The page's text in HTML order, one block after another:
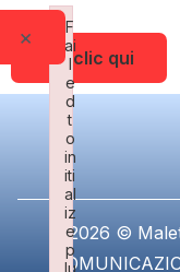
Fai clic qui
2026 ©
F
ai
l
e
d
t
o
in
iti
al
iz
e
p
lu
×